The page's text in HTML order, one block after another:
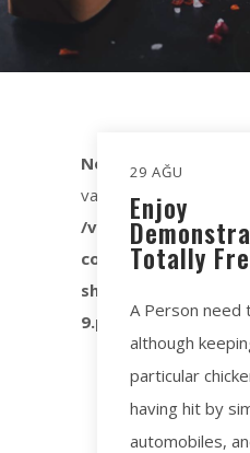
Notice: Trying to
value of type bool in
/var/www/vhosts/
content/plugins/nd-
shortcodes/
9.php
on line157
29 AĞU
Enjoy
Totally
A Person need
although
particular
having hit by
automobiles,